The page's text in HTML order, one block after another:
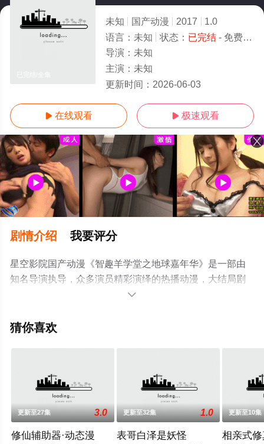
未知 国产动漫 2017
1.0
语言： 未知 状态： 已完结- 免费在线观看
导演： 未知
主演： 未知
更新时间： 2026-06-03
 在线观看  极速观看
剧情介绍 我要评分
星空影院国产动漫《智趣羊学堂之地球嘉年华》是一部由
知名导演执导，众多演员精彩演绎的热播动漫，大结局剧
情已揭晓（已完结），手机免费观看高清无删减完整版动
漫、电视猫或剧情网等平台了解。

猜你喜欢
更新至27集 3.0
修仙辅助器·动态漫
更新至32集 1.0
表哥白泽是妖怪
更新至10集
相亲式